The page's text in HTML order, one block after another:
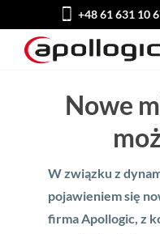
+48 61 631 10
Nowe
W związku z
pojawieniem się
firma Apollogic, z